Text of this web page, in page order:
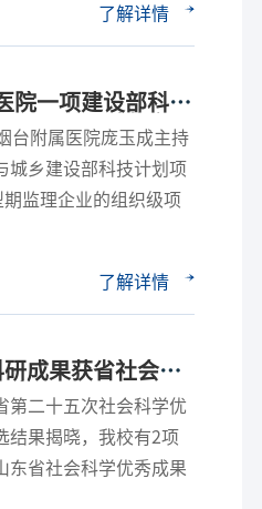
了解详情
院一项建设部科技
题顺利通过鉴定
台附属医院庞玉成主持
城乡建设部科技计划项
监理企业的组织级项
了解详情
成果获省社会科
奖
第二十五次社会科学优
结果揭晓，我校有2项
东省社会科学优秀成果